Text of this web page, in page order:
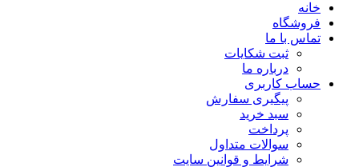
خانه
فروشگاه
تماس با ما
ثبت شکایات
درباره ما
حساب کاربری
پیگیری سفارش
سبد خرید
پرداخت
سوالات متداول
شرایط و قوانین سایت